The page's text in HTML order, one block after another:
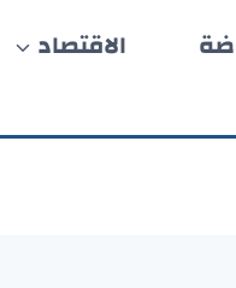
الاقتصاد